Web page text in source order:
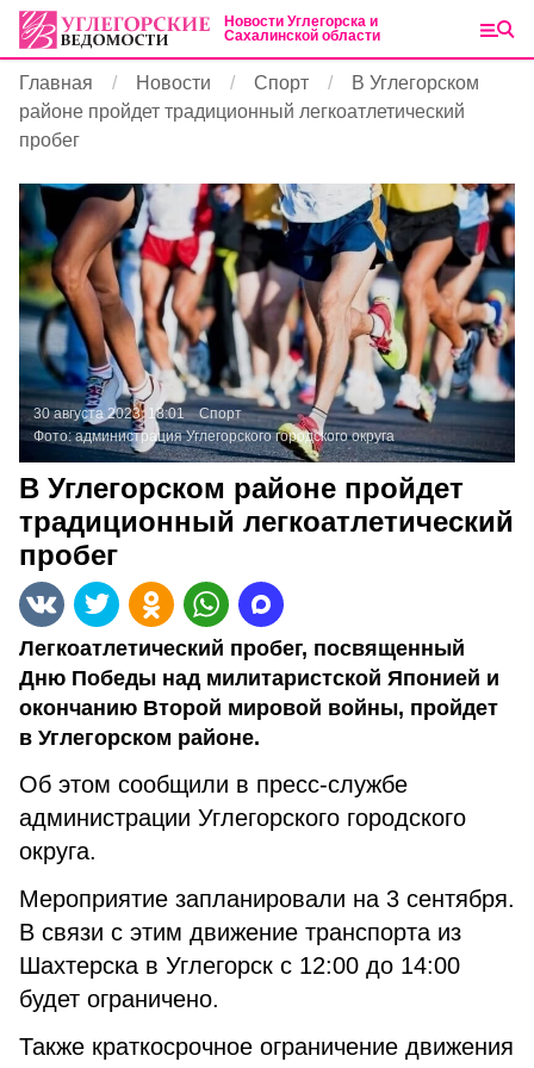
Новости Углегорска и
Сахалинской области
Главная Новости Спорт
В Углегорском
районе пройдет традиционный легкоатлетический
пробег
30 августа 2023, 18:01
Спорт
Фото:администрация Углегорского городского округа
В Углегорском районе пройдет
традиционный легкоатлетический
пробег
Легкоатлетический пробег, посвященный
Дню Победы над милитаристской Японией и
окончанию Второй мировой войны, пройдет
в Углегорском районе.
Об этом сообщили в пресс-службе
администрации Углегорского городского
округа.
Мероприятие запланировали на 3 сентября.
В связи с этим движение транспорта из
Шахтерска в Углегорск с 12:00 до 14:00
будет ограничено.
Также краткосрочное ограничение движения